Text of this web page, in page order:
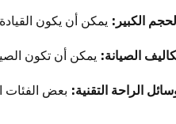
الكبير: يمكن أن يكون
الصيانة: يمكن أن تكون
الراحة التقنية: بعض الفئات